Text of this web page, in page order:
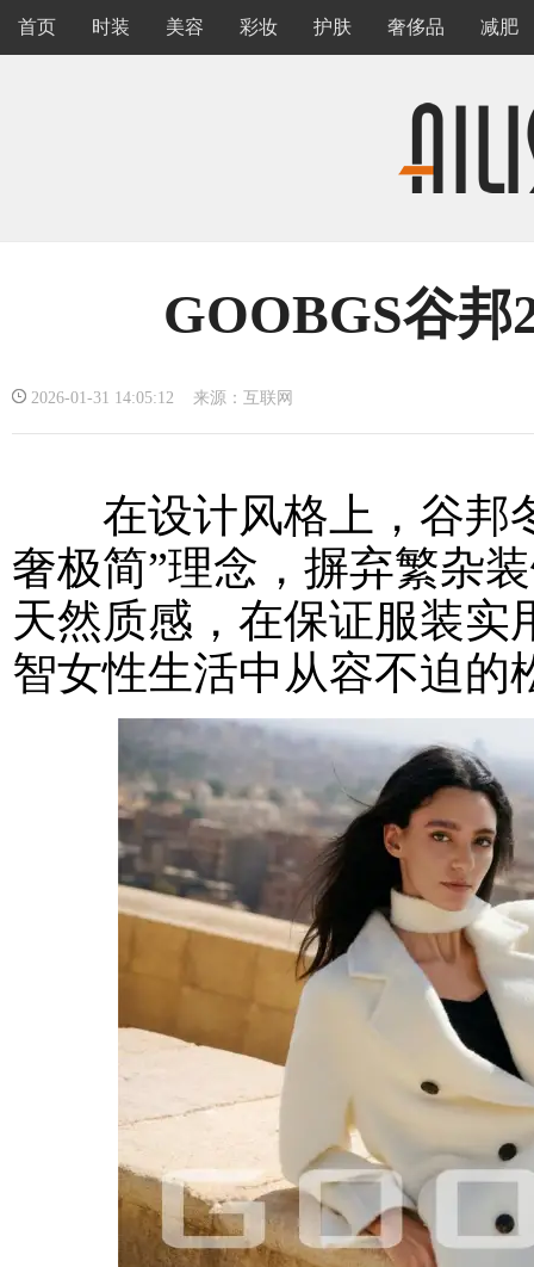
首页 时装 美容 彩妆 护肤 奢侈品 减肥
GOOBGS谷
2026-01-31 14:05:12 来源：互联网
在设计风格上，谷邦
奢极简”理念，摒弃繁杂
天然质感，在保证服装实
智女性生活中从容不迫的